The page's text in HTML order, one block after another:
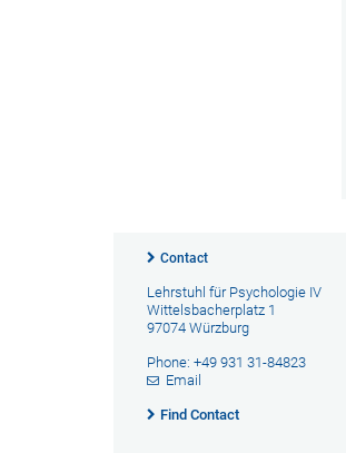
Contact
Lehrstuhl für Psychologie IV
Wittelsbacherplatz 1
97074 Würzburg
Phone: +49 931 31-84823
Email
Find Contact